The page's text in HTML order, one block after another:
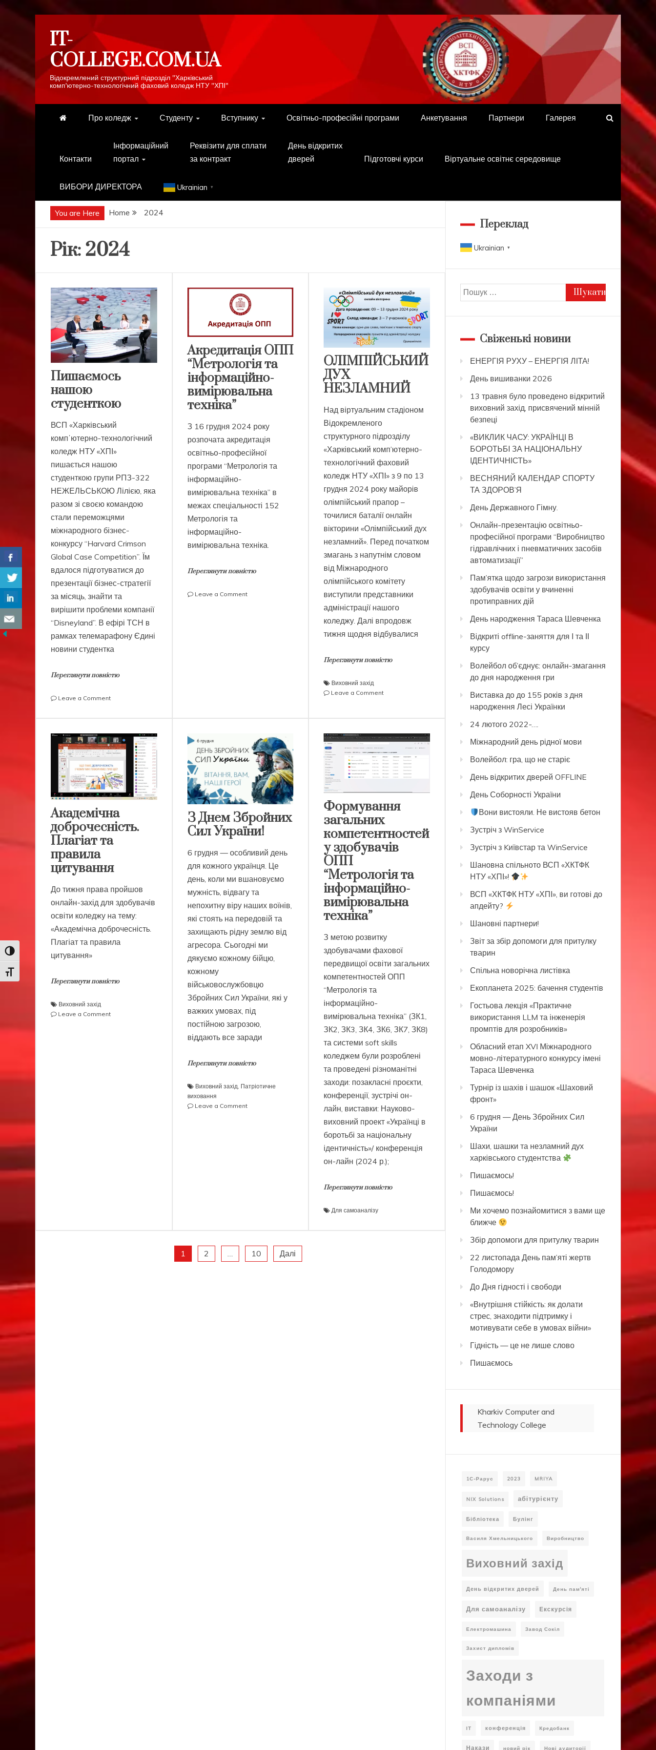
Toggle High Contrast
Toggle Font size
contentIT-
COLLEGE.COM.UA
Відокремлений структурний підрозділ "Харківський
комп'ютерно-технологічний фаховий коледж НТУ "ХПІ"
Про коледж Студенту Вступнику Освітньо-професійні програми Анкетування Партнери Галерея
Контакти
Інформаційний
портал
Реквізити для сплати
за контракт
День відкритих
дверей
Підготовчі курси Віртуальне освітнє середовище
ВИБОРИ ДИРЕКТОРА Ukrainian ▼
You are Here Home 2024
Рік: 2024
Пишаємось
нашою
студенткою
ВСП «Харківський
компʼютерно-технологічний
коледж НТУ «ХПІ»
пишається нашою
студенткою групи РПЗ-322
НЕЖЕЛЬСЬКОЮ Лілією, яка
разом зі своєю командою
стали переможцями
міжнародного бізнес-
конкурсу “Harvard Crimson
Global Case Competition”. Їм
вдалося підготуватися до
презентації бізнес-стратегії
за місяць, знайти та
вирішити проблеми компанії
“Disneyland”. В ефірі ТСН в
рамках телемарафону Єдині
новини студентка
Переглянути повністю
Leave a Commenton
нашою
Акредитація ОПП
“Метрологія та
інформаційно-
вимірювальна
техніка”
З 16 грудня 2024 року
розпочата акредитація
освітньо-професійної
програми “Метрологія та
інформаційно-
вимірювальна техніка” в
межах спеціальності 152
Метрологія та
інформаційно-
вимірювальна техніка.
Переглянути повністю
Leave a Commenton
ОЛІМПІЙСЬКИЙ
ДУХ
НЕЗЛАМНИЙ
Над віртуальним стадіоном
Відокремленого
структурного підрозділу
«Харківський комп’ютерно-
технологічний фаховий
коледж НТУ «ХПІ» з 9 по 13
грудня 2024 року майорів
олімпійський прапор –
точилися баталії онлайн
вікторини «Олімпійський дух
незламний». Перед початком
змагань з напутнім словом
від Міжнародного
олімпійського комітету
виступили представники
адміністрації нашого
коледжу. Далі впродовж
тижня щодня відбувалися
Переглянути повністю
Виховний захід
Leave a Commenton
Академічна
доброчесність.
Плагіат та
правила
цитування
До тижня права пройшов
онлайн-захід для здобувачів
освіти коледжу на тему:
«Академічна доброчесність.
Плагіат та правила
цитування»
Переглянути повністю
Виховний захід
Leave a Commenton
З Днем Збройних
Сил України!
6 грудня — особливий день
для кожного українця. Це
день, коли ми вшановуємо
мужність, відвагу та
непохитну віру наших воїнів,
які стоять на передовій та
захищають рідну землю від
агресора. Сьогодні ми
дякуємо кожному бійцю,
кожному
військовослужбовцю
Збройних Сил України, які у
важких умовах, під
постійною загрозою,
віддають все заради
Переглянути повністю
Виховний захід Патріотичне
виховання
Leave a Commenton
Формування
загальних
компетентностей
у здобувачів
ОПП
“Метрологія та
інформаційно-
вимірювальна
техніка”
З метою розвитку
здобувачами фахової
передвищої освіти загальних
компетентностей ОПП
“Метрологія та
інформаційно-
вимірювальна техніка” (ЗК1,
ЗК2, ЗК3, ЗК4, ЗК6, ЗК7, ЗК8)
та системи soft skills
коледжем були розроблені
та проведені різноманітні
заходи: позакласні проєкти,
конференції, зустрічі он-
лайн, виставки: Науково-
виховний проект «Українці в
боротьбі за національну
ідентичність»/ конференція
он-лайн (2024 р.);
Переглянути повністю
Для самоаналізу
1 2 … 10 Далі
Переклад
Ukrainian ▼
Пошук:
Свіженькі новини
ЕНЕРГІЯ РУХУ – ЕНЕРГІЯ ЛІТА!
День вишиванки 2026
13 травня було проведено відкритий
виховний захід, присвячений мінній
безпеці
«ВИКЛИК ЧАСУ: УКРАЇНЦІ В
БОРОТЬБІ ЗА НАЦІОНАЛЬНУ
ІДЕНТИЧНІСТЬ»
ВЕСНЯНИЙ КАЛЕНДАР СПОРТУ
ТА ЗДОРОВ’Я
День Державного Гімну.
Онлайн-презентацію освітньо-
професійної програми “Виробництво
гідравлічних і пневматичних засобів
автоматизації”
Пам’ятка щодо загрози використання
здобувачів освіти у вчиненні
протиправних дій
День народження Тараса Шевченка
Відкриті offline-заняття для І та ІІ
курсу
Волейбол об’єднує: онлайн-змагання
до дня народження гри
Виставка до до 155 років з дня
народження Лесі Українки
24 лютого 2022-….
Міжнародний день рідної мови
Волейбол: гра, що не старіє
День відкритих дверей OFFLINE
День Соборності України
Вони вистояли. Не вистояв бетон
Зустріч з WinService
Зустріч з Kиївстар та WinService
Шановна спільното ВСП «ХКТФК
НТУ «ХПІ»!
ВСП «ХКТФК НТУ «ХПІ», ви готові до
апдейту?
Шановні партнери!
Звіт за збір допомоги для притулку
тварин
Спільна новорічна листівка
Екопланета 2025: бачення студентів
Гостьова лекція «Практичне
використання LLM та інженерія
промптів для розробників»
Обласний етап XVI Міжнародного
мовно-літературного конкурсу імені
Тараса Шевченка
Турнір із шахів і шашок «Шаховий
фронт»
6 грудня — День Збройних Сил
України
Шахи, шашки та незламний дух
харківського студентства
Пишаємось!
Пишаємось!
Ми хочемо познайомитися з вами ще
ближче
Збір допомоги для притулку тварин
22 листопада День пам’яті жертв
Голодомору
До Дня гідності і свободи
«Внутрішня стійкість: як долати
стрес, знаходити підтримку і
мотивувати себе в умовах війни»
Гідність — це не лише слово
Пишаємось
Kharkiv Computer and
Technology College
1С-Рарус 2023 MRIYA
NIX Solutions абітурієнту
Бібліотека Булінг
Василя Хмельницького Виробництво
Виховний захід
День відкритих дверей День пам'яті
Для самоаналізу Екскурсія
Електромашина Завод Сокіл
Захист дипломів
Заходи з
компаніями
ІТ конференція Кредобанк
Накази новий рік Нові аудиторії